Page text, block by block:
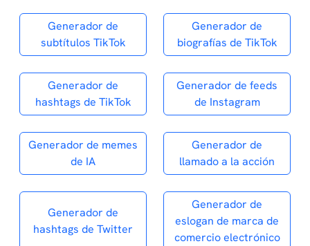
Generador de
subtítulos TikTok
Generador de
biografías de TikTok
Generador de
hashtags de TikTok
Generador de feeds
de Instagram
Generador de memes
de IA
Generador de
llamado a la acción
Generador de
hashtags de Twitter
Generador de
eslogan de marca de
comercio electrónico